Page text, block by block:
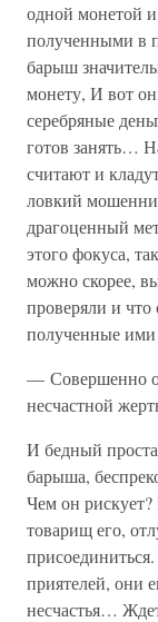
одной монетой
полученными в
барыш
монету, И вот
серебряные
готов занять…
считают и
ловкий
драгоценный
этого фокуса,
можно скорее,
проверяли и
полученные ими
— Совершенно
несчастной
И бедный
барыша,
Чем он рискует?
товарищ его,
приятелей, они
несчастья…